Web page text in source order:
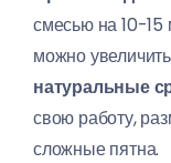
смесью на 10-15
можно
натуральные
свою работу,
сложные пятна.